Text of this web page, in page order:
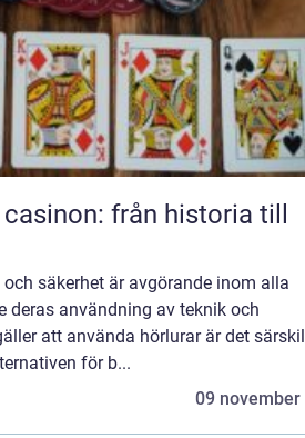
från historia till
säkerhet är avgörande inom alla
deras användning av teknik och
att använda hörlurar är det
för b...
09 november